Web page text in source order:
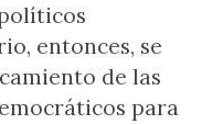
entonces, se
de las
para